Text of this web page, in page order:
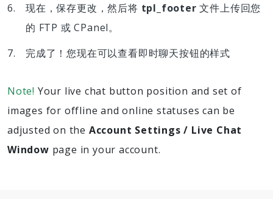
现在，保存更改，然后将 tpl_footer 文件上传回您
的 FTP 或 CPanel。
完成了！您现在可以查看即时聊天按钮的样式
Note! Your live chat button position and set of
images for offline and online statuses can be
adjusted on the Account Settings / Live Chat
Window page in your account.